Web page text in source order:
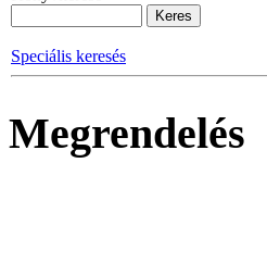
Speciális keresés
Megrendelés